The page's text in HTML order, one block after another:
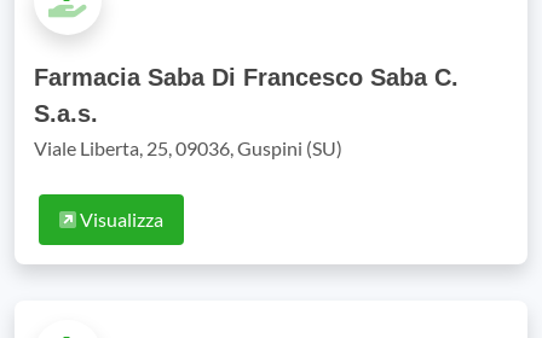
Farmacia Saba Di Francesco Saba C.
S.a.s.
Viale Liberta, 25, 09036, Guspini (SU)
Visualizza